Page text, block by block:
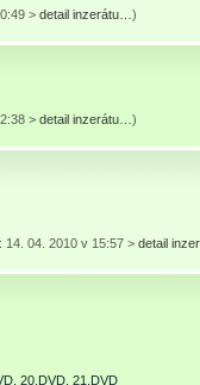
> detail inzerátu… )
> detail inzerátu… )
14. 04. 2010 v 15:57 > detail
20.DVD, 21.DVD